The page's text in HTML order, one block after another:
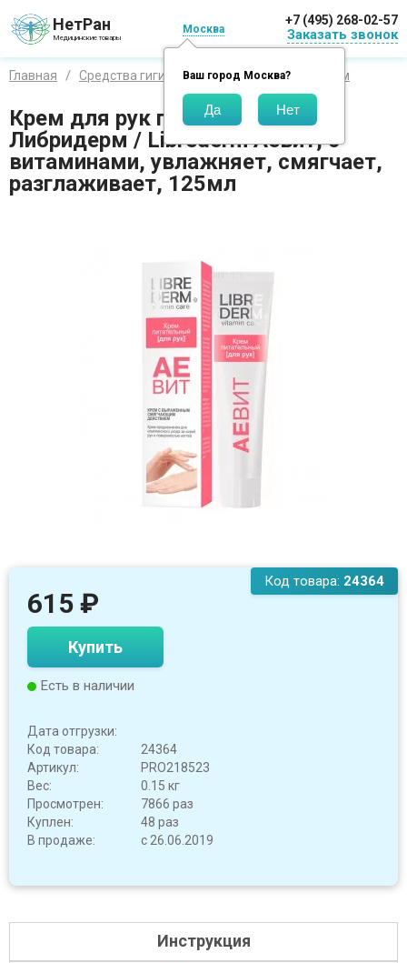
НетРан
Медицинские товары
Москва
Ваш город Москва?
+7 (495) 268-02-57
Заказать звонок
Главная Средства гигиены Бренды Либридерм
Крем для рук питательный
Либридерм / Librederm Аевит, с
витаминами, увлажняет, смягчает,
разглаживает, 125мл
Код товара: 24364
615 ₽
Купить
Есть в наличии
Дата отгрузки:
Код товара:
24364
Артикул:
PRO218523
Вес:
0.15 кг
Просмотрен:
7866 раз
Куплен:
48 раз
В продаже:
с 26.06.2019
Инструкция